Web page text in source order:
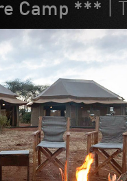
Camp *** |